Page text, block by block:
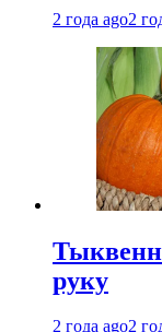
2 года ago2
руку
2 года ago2